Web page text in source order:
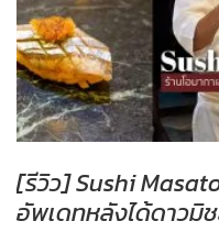
[รีวิว] Sushi
อัพเดทหลังได้ดาวมิ